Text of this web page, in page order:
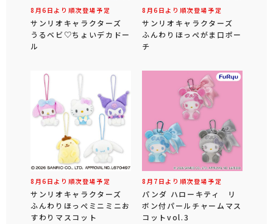
8月6日より順次登場予定
サンリオキャラクターズ
うるベビ♡ちょいデカドー
ル
8月6日より順次登場予定
サンリオキャラクターズ
ふんわりほっぺがま口ポー
チ
8月6日より順次登場予定
サンリオキャラクターズ
ふんわりほっぺミニミニお
すわりマスコット
8月7日より順次登場予定
パンダ ハローキティ リ
ボン付パールチャームマス
コットvol.3